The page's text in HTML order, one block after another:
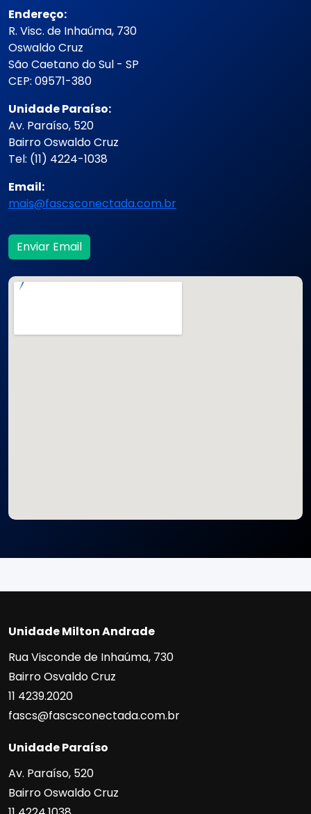
Endereço:
R. Visc. de Inhaúma, 730
Oswaldo Cruz
São Caetano do Sul - SP
CEP: 09571-380
Unidade Paraíso:
Av. Paraíso, 520
Bairro Oswaldo Cruz
Tel: (11) 4224-1038
Email:
mais@fascsconectada.com.br
Enviar Email
Unidade Milton Andrade
Rua Visconde de Inhaúma, 730
Bairro Osvaldo Cruz
11 4239.2020
fascs@fascsconectada.com.br
Unidade Paraíso
Av. Paraíso, 520
Bairro Oswaldo Cruz